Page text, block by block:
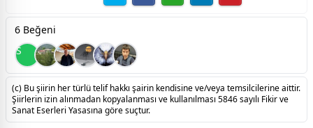
6 Beğeni
S
(c) Bu şiirin her türlü telif hakkı şairin kendisine ve/veya temsilcilerine aittir.
Şiirlerin izin alınmadan kopyalanması ve kullanılması 5846 sayılı Fikir ve
Sanat Eserleri Yasasına göre suçtur.